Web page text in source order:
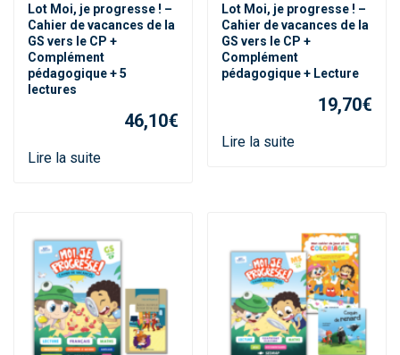
Lot Moi, je progresse ! –
Cahier de vacances de la
GS vers le CP +
Complément
pédagogique + 5
lectures
46,10€
Lire la suite
Lot Moi, je progresse ! –
Cahier de vacances de la
GS vers le CP +
Complément
pédagogique + Lecture
19,70€
Lire la suite